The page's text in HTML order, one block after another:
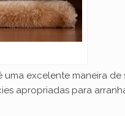
excelente maneira de
apropriadas para